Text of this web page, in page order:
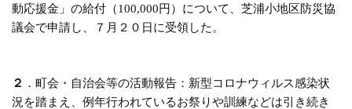
動応援金」の給付（100,000円）について、芝浦小地区防災協
議会で申請し、７月２０日に受領した。
２ ．町会・自治会等の活動報告：新型コロナウィルス感染状
況を踏まえ、例年行われているお祭りや訓練などは引き続き